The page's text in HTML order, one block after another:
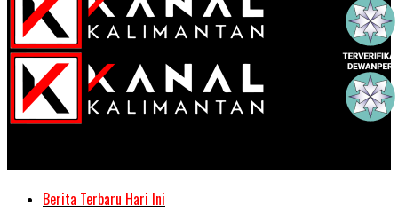
Berita Terbaru Hari Ini